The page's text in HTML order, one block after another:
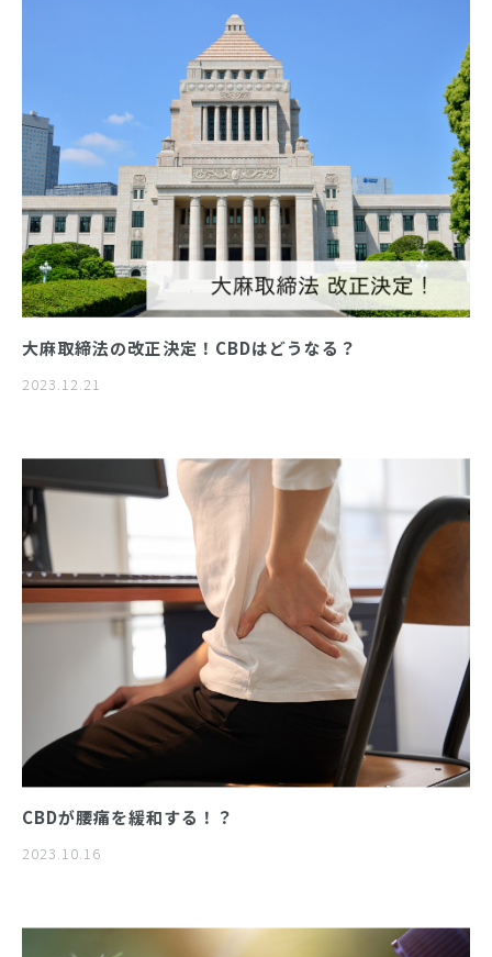
大麻取締法の改正決定！CBDはどうなる？
2023.12.21
CBDが腰痛を緩和する！？
2023.10.16